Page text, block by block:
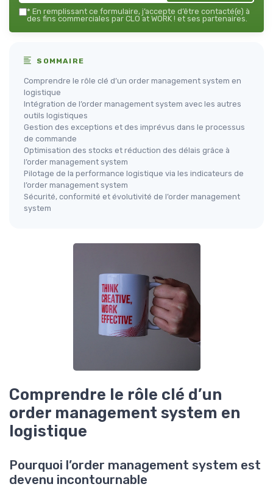
* En remplissant ce formulaire, j’accepte d’être contacté(e) à
des fins commerciales par CLO at WORK ! et ses partenaires.
SOMMAIRE
Comprendre le rôle clé d’un order management system en
logistique
Intégration de l’order management system avec les autres
outils logistiques
Gestion des exceptions et des imprévus dans le processus
de commande
Optimisation des stocks et réduction des délais grâce à
l’order management system
Pilotage de la performance logistique via les indicateurs de
l’order management system
Sécurité, conformité et évolutivité de l’order management
system
Comprendre le rôle clé d’un
order management system en
logistique
Pourquoi l’order management system est
devenu incontournable